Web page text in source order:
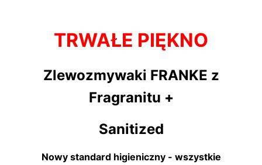
TRWAŁE PIĘKNO
Zlewozmywaki FRANKE z
Fragranitu +
Sanitized
Nowy standard higieniczny - wszystkie